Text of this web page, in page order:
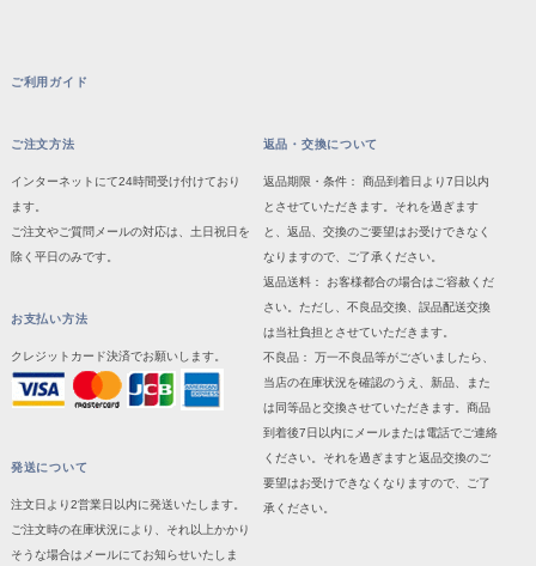
ご利用ガイド
ご注文方法
インターネットにて24時間受け付けており
ます。
ご注文やご質問メールの対応は、土日祝日を
除く平日のみです。
お支払い方法
クレジットカード決済でお願いします。
発送について
注文日より2営業日以内に発送いたします。
ご注文時の在庫状況により、それ以上かかり
そうな場合はメールにてお知らせいたしま
返品・交換について
返品期限・条件： 商品到着日より7日以内
とさせていただきます。それを過ぎます
と、返品、交換のご要望はお受けできなく
なりますので、ご了承ください。
返品送料： お客様都合の場合はご容赦くだ
さい。ただし、不良品交換、誤品配送交換
は当社負担とさせていただきます。
不良品： 万一不良品等がございましたら、
当店の在庫状況を確認のうえ、新品、また
は同等品と交換させていただきます。商品
到着後7日以内にメールまたは電話でご連絡
ください。それを過ぎますと返品交換のご
要望はお受けできなくなりますので、ご了
承ください。